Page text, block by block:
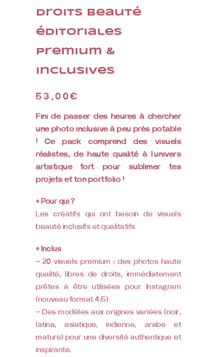
droits beauté
éditoriales
premium &
inclusives
53,00 €
Fini de passer des heures à chercher
une photo inclusive à peu près potable
! Ce pack comprend des visuels
réalistes, de haute qualité à l’univers
artistique fort pour sublimer tes
projets et ton portfolio !
◊ Pour qui ?
Les créatifs qui ont besoin de visuels
beauté inclusifs et qualitatifs
◊ Inclus
~ 20 visuels premium : des photos haute
qualité, libres de droits, immédiatement
prêtes à être utilisées pour Instagram
(nouveau format 4:5)
~ Des modèles aux origines variées (noir,
latina, asiatique, indienne, arabe et
mature) pour une diversité authentique et
inspirante.